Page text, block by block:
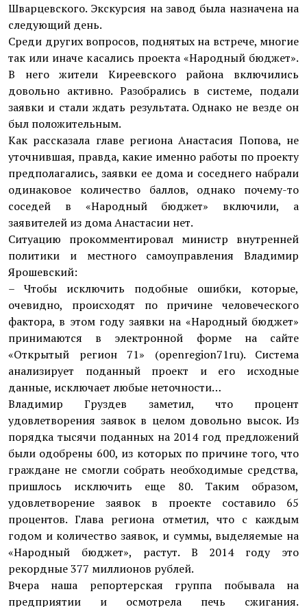
Шварцевского. Экскурсия на завод была назначена на
следующий день.
Среди других вопросов, поднятых на встрече, многие
так или иначе касались проекта «Народный бюджет».
В него жители Киреевского района включились
довольно активно. Разобрались в системе, подали
заявки и стали ждать результата. Однако не везде он
был положительным.
Как рассказала главе региона Анастасия Попова, не
уточнившая, правда, какие именно работы по проекту
предполагались, заявки ее дома и соседнего набрали
одинаковое количество баллов, однако почему-то
соседей в «Народный бюджет» включили, а
заявителей из дома Анастасии нет.
Ситуацию прокомментировал министр внутренней
политики и местного самоуправления Владимир
Ярошевский:
– Чтобы исключить подобные ошибки, которые,
очевидно, происходят по причине человеческого
фактора, в этом году заявки на «Народный бюджет»
принимаются в электронной форме на сайте
«Открытый регион 71» (openregion71ru). Система
анализирует поданный проект и его исходные
данные, исключает любые неточности…
Владимир Груздев заметил, что процент
удовлетворения заявок в целом довольно высок. Из
порядка тысячи поданных на 2014 год предложений
были одобрены 600, из которых по причине того, что
граждане не смогли собрать необходимые средства,
пришлось исключить еще 80. Таким образом,
удовлетворение заявок в проекте составило 65
процентов. Глава региона отметил, что с каждым
годом и количество заявок, и суммы, выделяемые на
«Народный бюджет», растут. В 2014 году это
рекордные 377 миллионов рублей.
Вчера наша репортерская группа побывала на
предприятии и осмотрела печь сжигания.